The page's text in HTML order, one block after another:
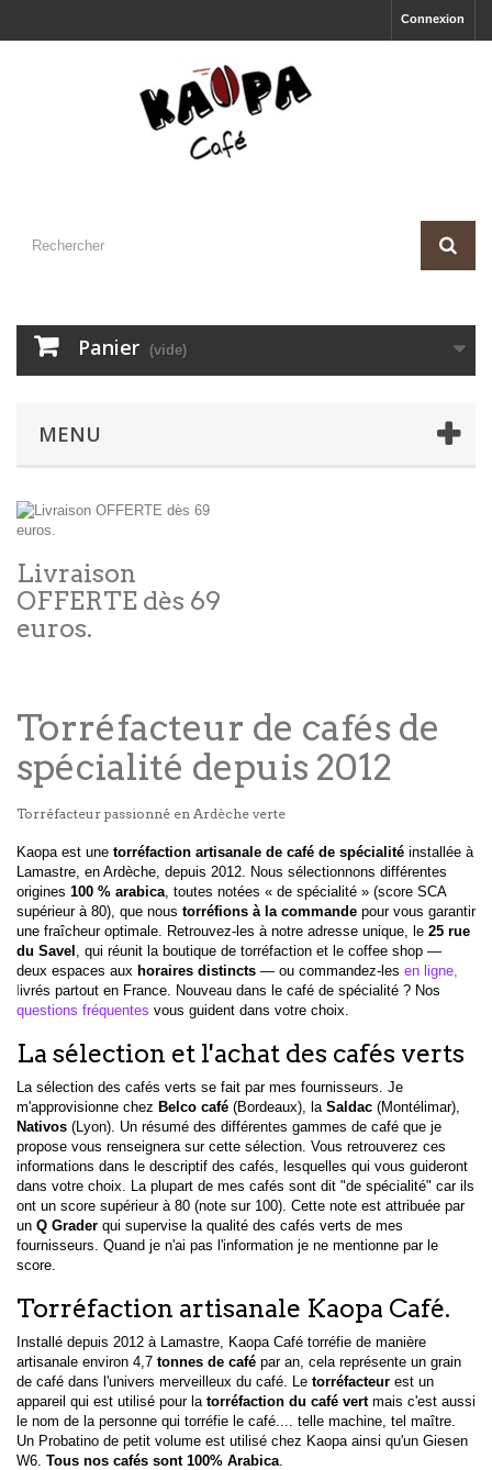
Connexion
Panier (vide)
MENU
Livraison
OFFERTE dès 69
euros.
Torréfacteur de cafés de
spécialité depuis 2012
Torréfacteur passionné en Ardèche verte
Kaopa est une torréfaction artisanale de café de spécialité installée à
Lamastre, en Ardèche, depuis 2012. Nous sélectionnons différentes
origines 100 % arabica, toutes notées « de spécialité » (score SCA
supérieur à 80), que nous torréfions à la commande pour vous garantir
une fraîcheur optimale. Retrouvez-les à notre adresse unique, le 25 rue
du Savel , qui réunit la boutique de torréfaction et le coffee shop —
deux espaces aux horaires distincts — ou commandez-les en ligne,
ivrés partout en France. Nouveau dans le café de spécialité ? Nos
questions fréquentes vous guident dans votre choix.
La sélection et l'achat des cafés verts
La sélection des cafés verts se fait par mes fournisseurs. Je
m'approvisionne chez Belco café (Bordeaux), la Saldac (Montélimar),
Nativos (Lyon). Un résumé des différentes gammes de café que je
propose vous renseignera sur cette sélection. Vous retrouverez ces
informations dans le descriptif des cafés, lesquelles qui vous guideront
dans votre choix. La plupart de mes cafés sont dit "de spécialité" car ils
ont un score supérieur à 80 (note sur 100). Cette note est attribuée par
un Q Grader qui supervise la qualité des cafés verts de mes
fournisseurs. Quand je n'ai pas l'information je ne mentionne par le
score.
Torréfaction artisanale Kaopa Café.
Installé depuis 2012 à Lamastre, Kaopa Café torréfie de manière
artisanale environ 4,7 tonnes de café par an, cela représente un grain
de café dans l'univers merveilleux du café. Le torréfacteur est un
appareil qui est utilisé pour la torréfaction du café vertmais c'est aussi
le nom de la personne qui torréfie le café.... telle machine, tel maître.
Un Probatino de petit volume est utilisé chez Kaopa ainsi qu'un Giesen
W6. Tous nos cafés sont 100% Arabica.